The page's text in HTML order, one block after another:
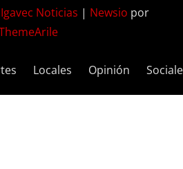
Igavec Noticias | Newsio por
Locales Opinión